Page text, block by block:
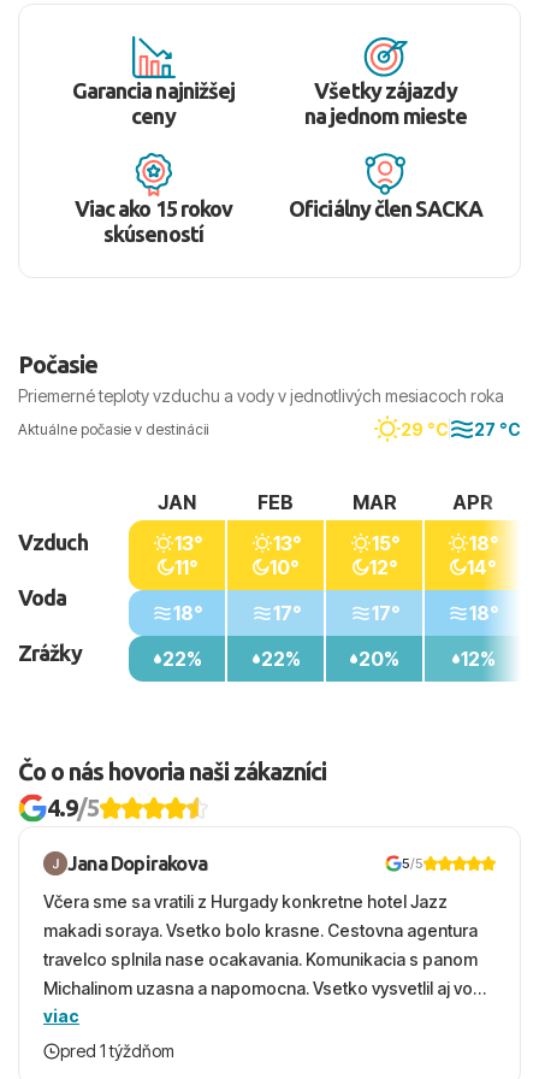
Garancia najnižšej
ceny
Všetky zájazdy
na jednom mieste
Viac ako 15 rokov
skúseností
Oficiálny člen SACKA
Počasie
Priemerné teploty vzduchu a vody v jednotlivých mesiacoch roka
Aktuálne počasie v destinácii 29 °C 27 °C
Vzduch
Voda
Zrážky
JAN
13°
11°
18°
22%
FEB
13°
10°
17°
22%
MAR
15°
12°
17°
20%
APR
18°
14°
18°
12%
Čo o nás hovoria naši zákazníci
4.9/5
Jana Dopirakova 5/5
Včera sme sa vratili z Hurgady konkretne hotel Jazz
makadi soraya. Vsetko bolo krasne. Cestovna agentura
travelco splnila nase ocakavania. Komunikacia s panom
Michalinom uzasna a napomocna. Vsetko vysvetlil aj vo
vecernych hodinach zaco sa ospravedlnujem. Hotel
krasny, cisty. Sluzby top. Strava, prostredie, more,
viac
pred 1 týždňom